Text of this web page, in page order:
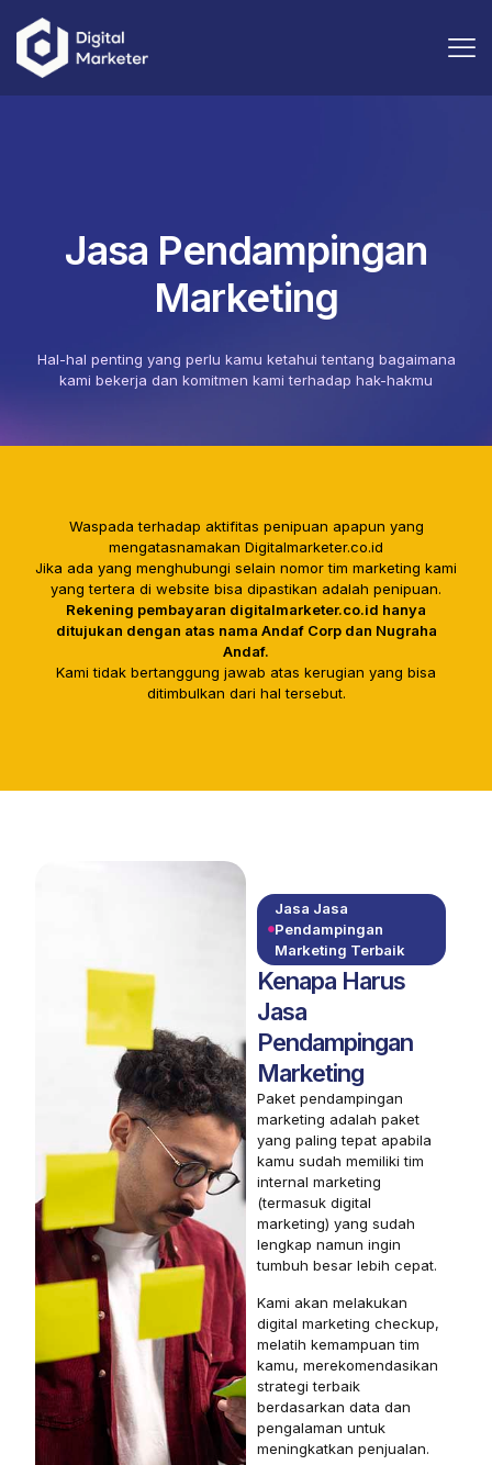
Jasa Pendampingan
Marketing
Hal-hal penting yang perlu kamu ketahui tentang bagaimana
kami bekerja dan komitmen kami terhadap hak-hakmu
Waspada terhadap aktifitas penipuan apapun yang
mengatasnamakan Digitalmarketer.co.id
Jika ada yang menghubungi selain nomor tim marketing kami
yang tertera di website bisa dipastikan adalah penipuan.
Rekening pembayaran digitalmarketer.co.id hanya
ditujukan dengan atas nama Andaf Corp dan Nugraha
Andaf.
Kami tidak bertanggung jawab atas kerugian yang bisa
ditimbulkan dari hal tersebut.
Jasa Jasa
Pendampingan
Marketing Terbaik
Kenapa Harus
Jasa
Pendampingan
Marketing
Paket pendampingan
marketing adalah paket
yang paling tepat apabila
kamu sudah memiliki tim
internal marketing
(termasuk digital
marketing) yang sudah
lengkap namun ingin
tumbuh besar lebih cepat.
Kami akan melakukan
digital marketing checkup,
melatih kemampuan tim
kamu, merekomendasikan
strategi terbaik
berdasarkan data dan
pengalaman untuk
meningkatkan penjualan.